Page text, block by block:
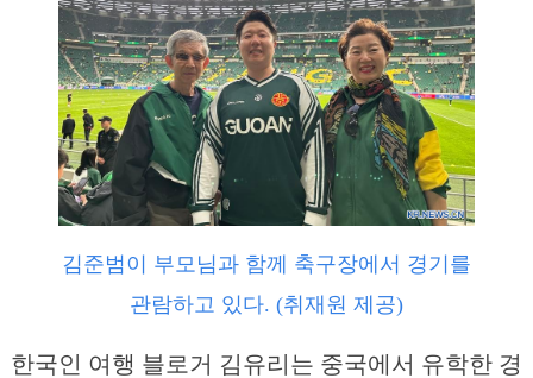
김준범이 부모님과 함께 축구장에서 경기를
관람하고 있다. (취재원 제공)
한국인 여행 블로거 김유리는 중국에서 유학한 경